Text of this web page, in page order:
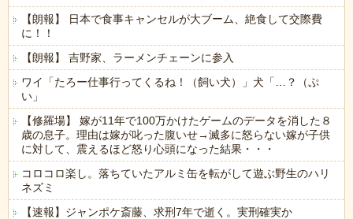
【朗報】 日本で食事キャンセルが大ブーム、絶食して交際費
に！！
【朗報】 吉野家、ラーメンチェーンに参入
ワイ「たろー仕事行ってくるね！（飼い犬）」犬「…？（ぷ
い」
【修羅場】 嫁が11年で100万かけたゲームのデータを消した８
歳の息子。理由は嫁が叱った腹いせ→滅多に怒らない嫁が子供
に対して、震えるほど怒り心頭になった結果・・・
コロコロ楽し。落ちていたアルミ缶を転がして遊ぶ野生のハリ
ネズミ
【速報】ジャンポケ斎藤、求刑7年で逝く。実刑確実か